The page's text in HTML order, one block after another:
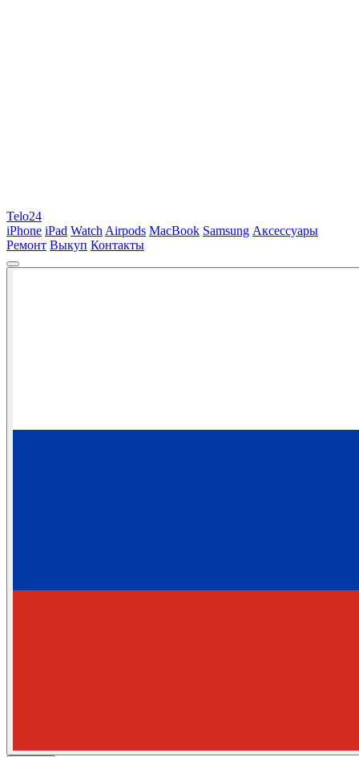
Telo24
iPhone iPad Watch Airpods MacBook Samsung Аксессуары
Ремонт Выкуп Контакты